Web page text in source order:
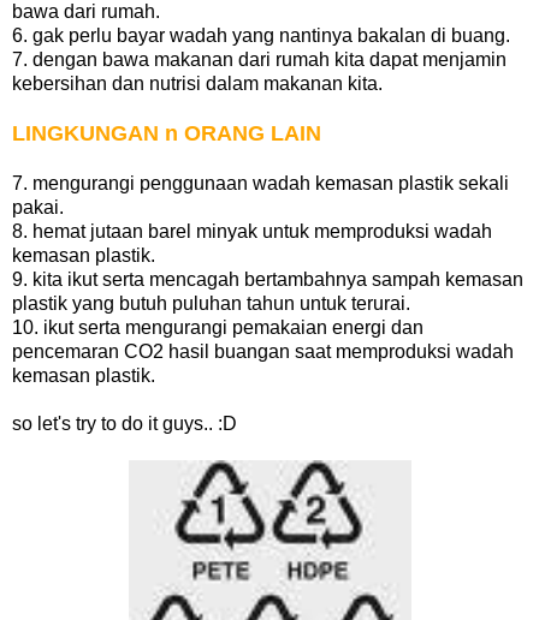
bawa dari rumah.
6. gak perlu bayar wadah yang nantinya bakalan di buang.
7. dengan bawa makanan dari rumah kita dapat menjamin
kebersihan dan nutrisi dalam makanan kita.
LINGKUNGAN n ORANG LAIN
7. mengurangi penggunaan wadah kemasan plastik sekali
pakai.
8. hemat jutaan barel minyak untuk memproduksi wadah
kemasan plastik.
9. kita ikut serta mencagah bertambahnya sampah kemasan
plastik yang butuh puluhan tahun untuk terurai.
10. ikut serta mengurangi pemakaian energi dan
pencemaran CO2 hasil buangan saat memproduksi wadah
kemasan plastik.
so let's try to do it guys.. :D